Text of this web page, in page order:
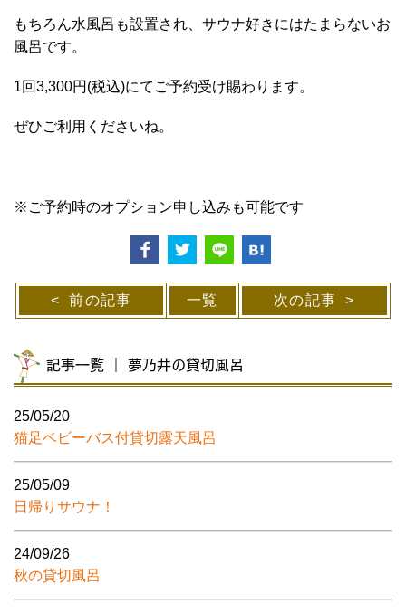
もちろん水風呂も設置され、サウナ好きにはたまらないお
風呂です。
1回3,300円(税込)にてご予約受け賜わります。
ぜひご利用くださいね。
※ご予約時のオプション申し込みも可能です
前の記事 一覧 次の記事
記事一覧 ｜ 夢乃井の貸切風呂
25/05/20
猫足ベビーバス付貸切露天風呂
25/05/09
日帰りサウナ！
24/09/26
秋の貸切風呂